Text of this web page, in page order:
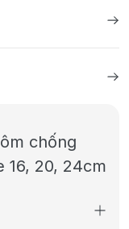
chống
16, 20, 24cm